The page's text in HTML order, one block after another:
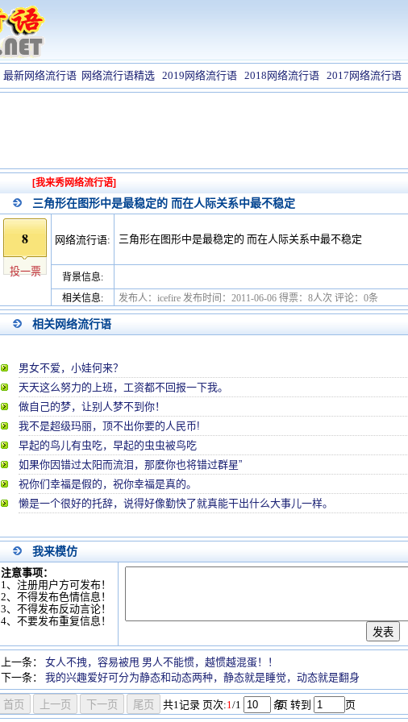
最新网络流行语 网络流行语精选 2019网络流行语 2018网络流行语 2017网络流行语
[我来秀网络流行语]
三角形在图形中是最稳定的 而在人际关系中最不稳定
8
投一票
网络流行语: 三角形在图形中是最稳定的 而在人际关系中最不稳定
背景信息:
相关信息:
发布人：icefire 发布时间：2011-06-06 得票：8人次 评论：0条
相关网络流行语
男女不爱，小娃何来？
天天这么努力的上班，工资都不回报一下我。
做自己的梦，让别人梦不到你！
我不是超级玛丽，顶不出你要的人民币!
早起的鸟儿有虫吃，早起的虫虫被鸟吃
如果你因错过太阳而流泪，那麼你也将错过群星”
祝你们幸福是假的，祝你幸福是真的。
懒是一个很好的托辞，说得好像勤快了就真能干出什么大事儿一样。
我来模仿
注意事项：
1、注册用户方可发布！
2、不得发布色情信息！
3、不得发布反动言论！
4、不要发布重复信息！
上一条：
女人不拽，容易被甩 男人不能惯，越惯越混蛋！！
下一条：
我的兴趣爱好可分为静态和动态两种，静态就是睡觉，动态就是翻身
共1记录 页次:1/1 条
/页 转到 页